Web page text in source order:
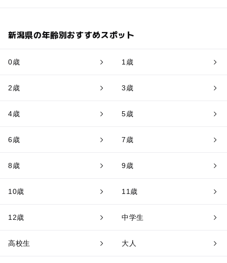
新潟県の年齢別おすすめスポット
0歳 1歳
2歳 3歳
4歳 5歳
6歳 7歳
8歳 9歳
10歳 11歳
12歳 中学生
高校生 大人